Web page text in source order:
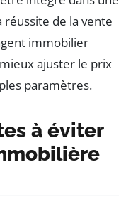
de la vente
immobilier
ajuster le prix
paramètres.
à éviter